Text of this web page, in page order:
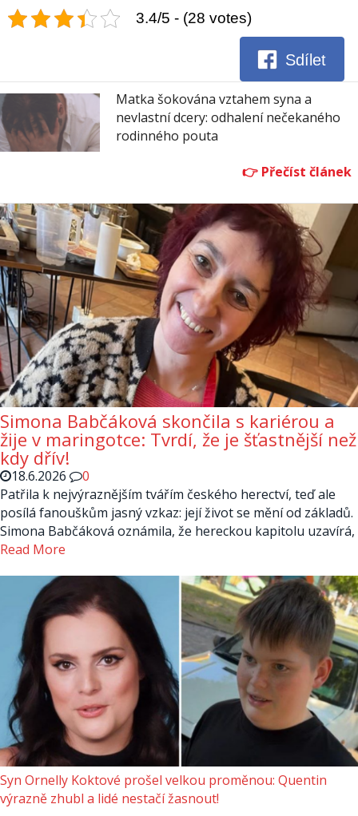
3.4/5 - (28 votes)
Sdílet
Matka šokována vztahem syna a
nevlastní dcery: odhalení nečekaného
rodinného pouta
Simona Babčáková skončila s kariérou a
žije v maringotce: Tvrdí, že je šťastnější než
kdy dřív!
18.6.2026
0
Patřila k nejvýraznějším tvářím českého herectví, teď ale
posílá fanouškům jasný vzkaz: její život se mění od základů.
Simona Babčáková oznámila, že hereckou kapitolu uzavírá,
Read More
Syn Ornelly Koktové prošel velkou proměnou: Quentin
výrazně zhubl a lidé nestačí žasnout!